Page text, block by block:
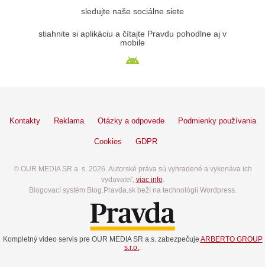
sledujte naše sociálne siete
stiahnite si aplikáciu a čítajte Pravdu pohodlne aj v
mobile
Kontakty Reklama Otázky a odpovede Podmienky používania
Cookies GDPR
© OUR MEDIA SR a. s. 2026. Autorské práva sú vyhradené a vykonáva ich
vydavateľ, viac info.
Blogovací systém Blog.Pravda.sk beží na technológií Wordpress.
Kompletný video servis pre OUR MEDIA SR a.s. zabezpečuje ARBERTO GROUP
s.r.o..